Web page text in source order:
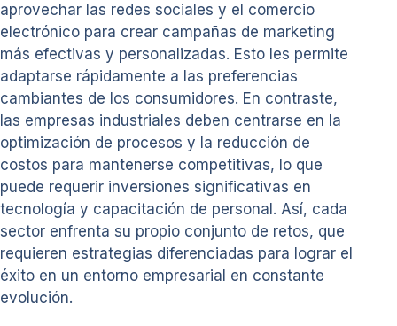
aprovechar las redes sociales y el comercio
electrónico para crear campañas de marketing
más efectivas y personalizadas. Esto les permite
adaptarse rápidamente a las preferencias
cambiantes de los consumidores. En contraste,
las empresas industriales deben centrarse en la
optimización de procesos y la reducción de
costos para mantenerse competitivas, lo que
puede requerir inversiones significativas en
tecnología y capacitación de personal. Así, cada
sector enfrenta su propio conjunto de retos, que
requieren estrategias diferenciadas para lograr el
éxito en un entorno empresarial en constante
evolución.